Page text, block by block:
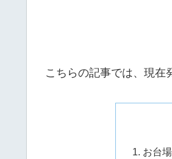
こちらの記事では、現在
お台